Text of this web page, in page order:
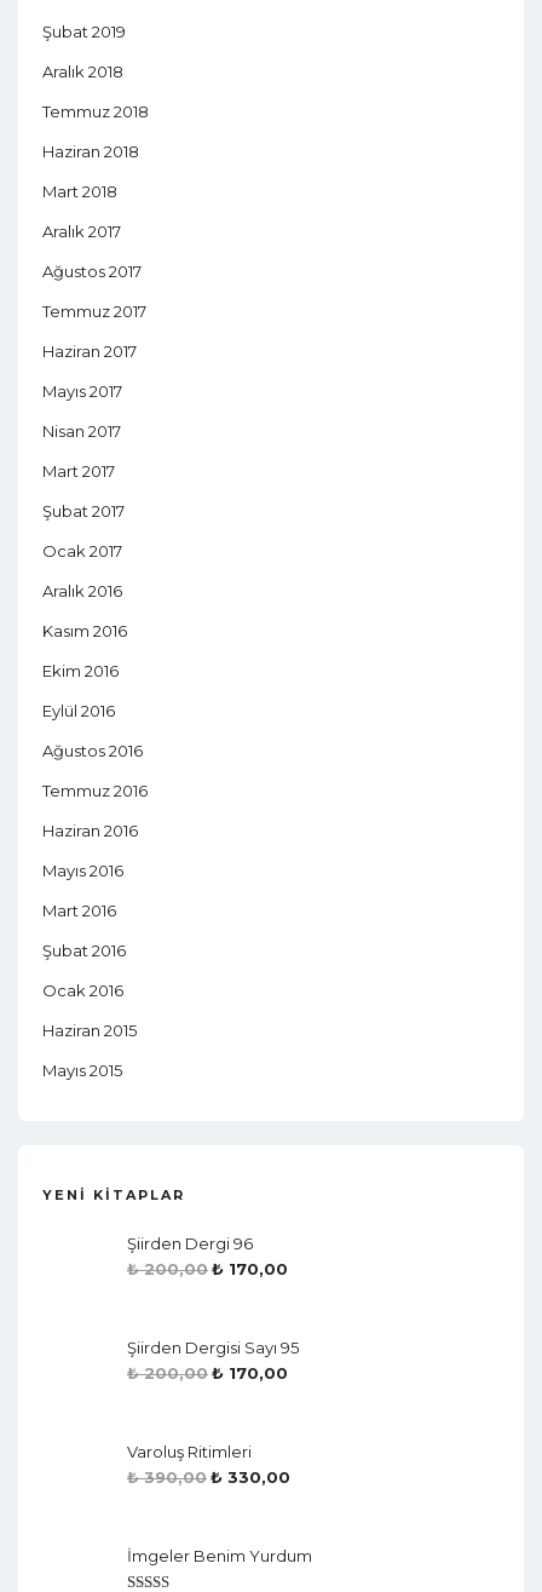
Şubat 2019
Aralık 2018
Temmuz 2018
Haziran 2018
Mart 2018
Aralık 2017
Ağustos 2017
Temmuz 2017
Haziran 2017
Mayıs 2017
Nisan 2017
Mart 2017
Şubat 2017
Ocak 2017
Aralık 2016
Kasım 2016
Ekim 2016
Eylül 2016
Ağustos 2016
Temmuz 2016
Haziran 2016
Mayıs 2016
Mart 2016
Şubat 2016
Ocak 2016
Haziran 2015
Mayıs 2015
YENI KITAPLAR
Şiirden Dergi 96
₺200,00₺ 170,00
Şiirden Dergisi Sayı 95
₺200,00₺ 170,00
Varoluş Ritimleri
₺390,00₺ 330,00
İmgeler Benim Yurdum